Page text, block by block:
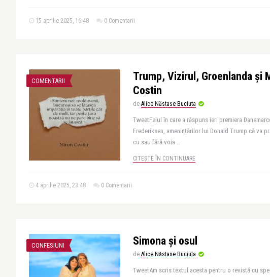
15 aprilie 2025, 16:48 0 Comentarii
COMENTARII
Trump, Vizirul, Groenlanda și
Costin
de Alice Năstase Buciuta
TweetFelul în care a răspuns ieri premiera
Frederiksen, amenințărilor lui Donald Trump că va
cu sau fără voia ..
CITEȘTE ÎN CONTINUARE
4 aprilie 2025, 23:48 0 Comentarii
CONFESIUNI Simona și osul
de Alice Năstase Buciuta
TweetAm scris textul acesta pentru o revistă cu